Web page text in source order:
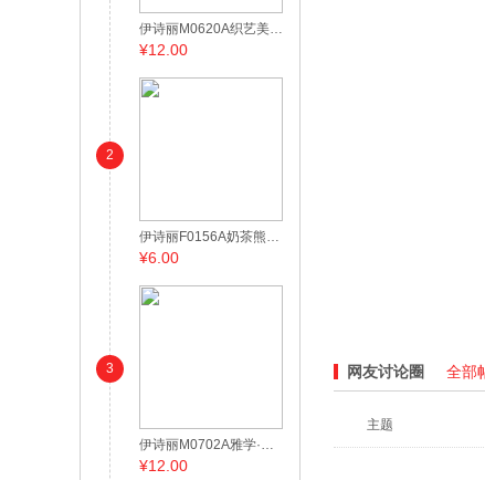
2
3
伊诗丽M0620A织艺美学面巾
¥12.00
伊诗丽F0156A奶茶熊方巾
¥6.00
伊诗丽M0702A雅学·叶织秋面巾
¥12.00
网友讨论圈 全部
主题